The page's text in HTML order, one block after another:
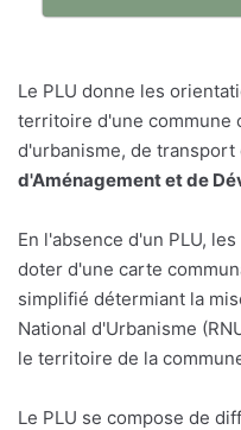
Le PLU donne les
territoire d'une commune
d'urbanisme, de
d'Aménagement et de
En l'absence d'un PLU,
doter d'une carte
simplifié détermiant la
National d'Urbanisme
le territoire de la
Le PLU se compose de